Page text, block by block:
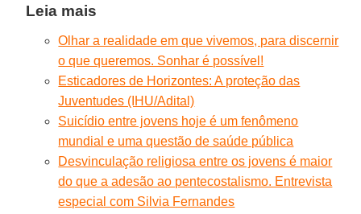
Leia mais
Olhar a realidade em que vivemos, para discernir
o que queremos. Sonhar é possível!
Esticadores de Horizontes: A proteção das
Juventudes (IHU/Adital)
Suicídio entre jovens hoje é um fenômeno
mundial e uma questão de saúde pública
Desvinculação religiosa entre os jovens é maior
do que a adesão ao pentecostalismo. Entrevista
especial com Silvia Fernandes